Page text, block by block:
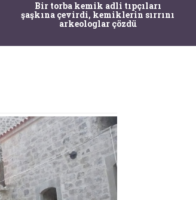
Bir torba kemik adli tıpçıları
şaşkına çevirdi, kemiklerin sırrını
arkeologlar çözdü